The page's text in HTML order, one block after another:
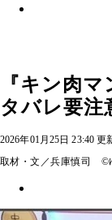
『キン肉
タバレ要注
2026年01月25日 23:40 更
取材・文／兵庫慎司 ©